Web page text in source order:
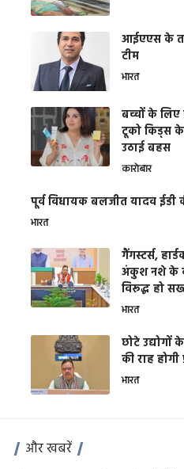
आईएएस के
टीम
भारत
बच्चों के
टूको किड्स
उठाई बहस
कारोबार
पूर्व विधायक बलजीत यादव ईडी
भारत
गैंगस्टर्स,
अंकुश नशे के
विरूद्ध हो
भारत
छोटे
की राह
भारत
और खबरें